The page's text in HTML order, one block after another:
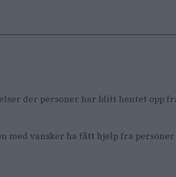
der personer har blitt hentet opp
med vansker ha fått hjelp fra